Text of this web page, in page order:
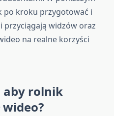
po kroku przygotować i
przyciągają widzów oraz
na realne korzyści
aby rolnik
wideo?